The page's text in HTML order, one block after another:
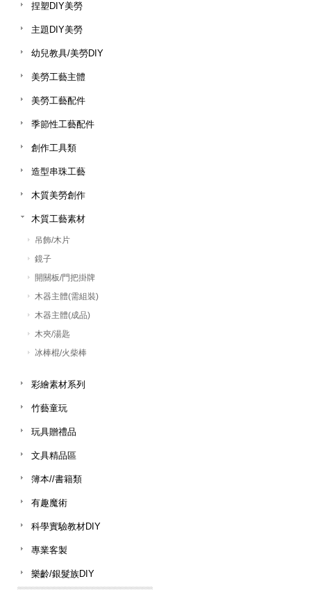
捏塑DIY美勞
主題DIY美勞
幼兒教具/美勞DIY
美勞工藝主體
美勞工藝配件
季節性工藝配件
創作工具類
造型串珠工藝
木質美勞創作
木質工藝素材
吊飾/木片
鏡子
開關板/門把掛牌
木器主體(需組裝)
木器主體(成品)
木夾/湯匙
冰棒棍/火柴棒
彩繪素材系列
竹藝童玩
玩具贈禮品
文具精品區
簿本//書籍類
有趣魔術
科學實驗教材DIY
專業客製
樂齡/銀髮族DIY